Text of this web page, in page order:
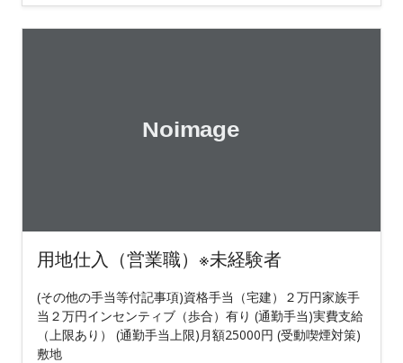
用地仕入（営業職）※未経験者
(その他の手当等付記事項)資格手当（宅建）２万円家族手
当２万円インセンティブ（歩合）有り (通勤手当)実費支給
（上限あり） (通勤手当上限)月額25000円 (受動喫煙対策)
敷地